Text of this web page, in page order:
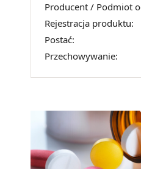
Producent / Podmiot
Rejestracja produktu:
Postać:
Przechowywanie: